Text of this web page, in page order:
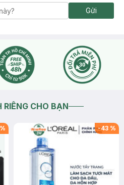
Gửi
RIÊNG CHO BẠN
% -43 %